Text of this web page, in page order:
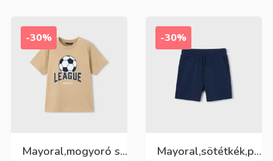
-30%
Mayoral,mogyoró színű,elöl futball labdás,fiú póló
-30%
Mayoral,sötétkék,pamut,fiú rövidnadrág